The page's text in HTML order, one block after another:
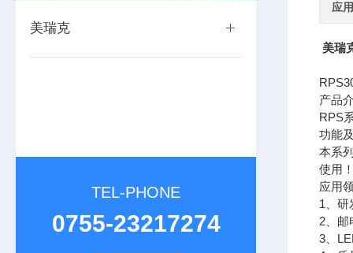
美瑞克
TEL-PHONE
0755-23217274
应
美瑞
产品
RPS
功能
本系
使用
应用
1、研
2、邮
3、